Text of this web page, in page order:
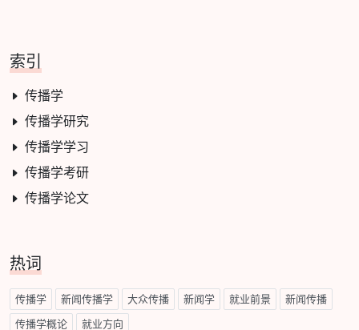
索引
传播学
传播学研究
传播学学习
传播学考研
传播学论文
热词
传播学 新闻传播学 大众传播 新闻学 就业前景 新闻传播
传播学概论 就业方向